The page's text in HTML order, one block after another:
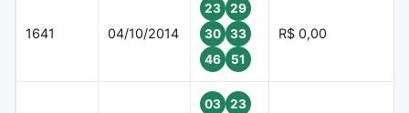
1641 04/10/2014
23
29
30
33
46
51
R$ 0,00
03
23